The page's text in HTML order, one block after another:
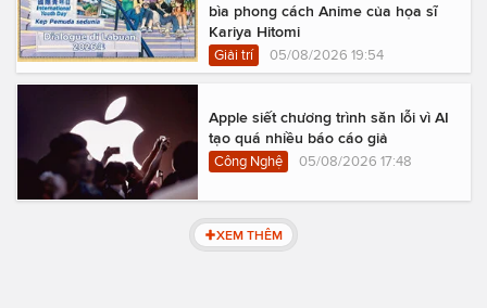
bìa phong cách Anime của họa sĩ
Kariya Hitomi
Giải trí 05/08/2026 19:54
Apple siết chương trình săn lỗi vì AI
tạo quá nhiều báo cáo giả
Công Nghệ 05/08/2026 17:48
XEM THÊM